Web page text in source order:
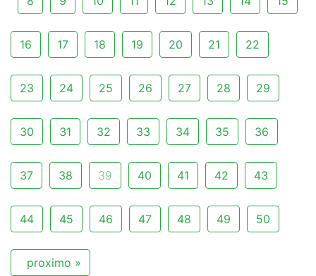
16 17 18 19 20 21 22
23 24 25 26 27 28 29
30 31 32 33 34 35 36
37 38 39 40 41 42 43
44 45 46 47 48 49 50
proximo »